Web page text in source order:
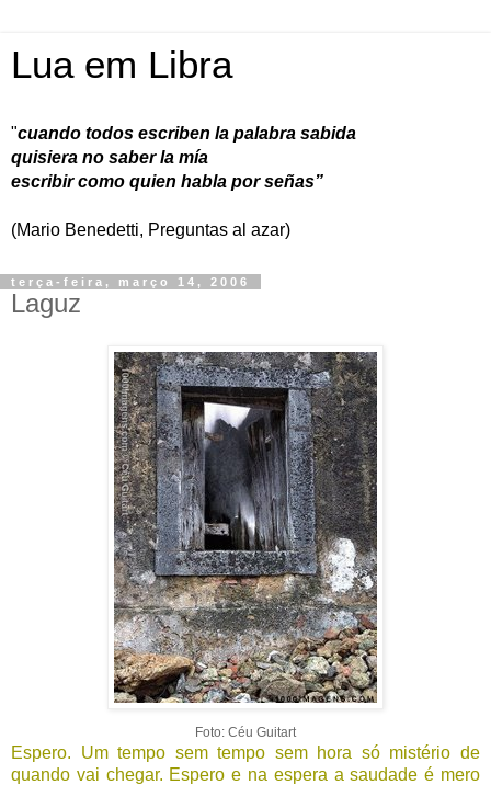
Lua em Libra
"cuando todos escriben la palabra sabida
quisiera no saber la mía
escribir como quien habla por señas”
(Mario Benedetti, Preguntas al azar)
terça-feira, março 14, 2006
Laguz
Foto: Céu Guitart
Espero. Um tempo sem tempo sem hora só mistério de
quando vai chegar. Espero e na espera a saudade é mero